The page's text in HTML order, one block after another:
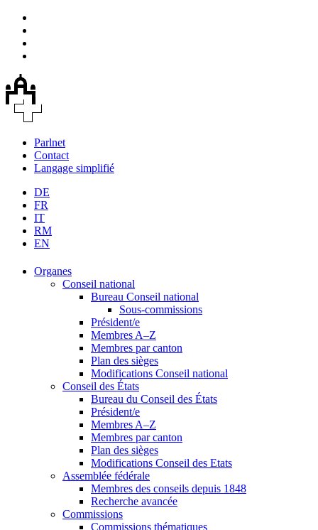
Parlnet
Contact
Langage simplifié
DE
FR
IT
RM
EN
Organes
Conseil national
Bureau Conseil national
Sous-commissions
Président/e
Membres A–Z
Membres par canton
Plan des sièges
Modifications Conseil national
Conseil des États
Bureau du Conseil des États
Président/e
Membres A–Z
Membres par canton
Plan des sièges
Modifications Conseil des Etats
Assemblée fédérale
Membres des conseils depuis 1848
Recherche avancée
Commissions
Commissions thématiques